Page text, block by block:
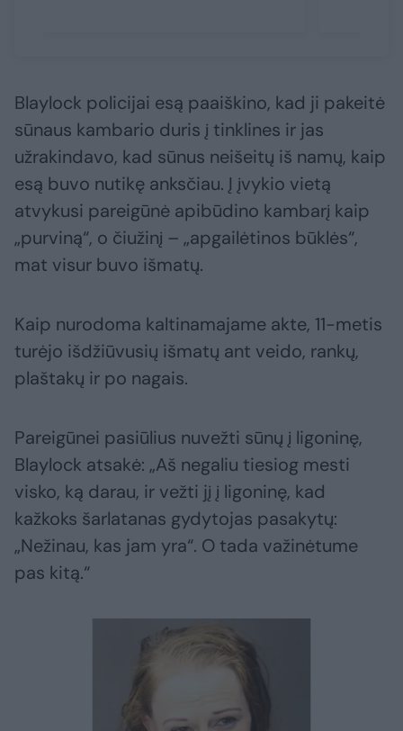
Blaylock policijai esą paaiškino, kad ji pakeitė
sūnaus kambario duris į tinklines ir jas
užrakindavo, kad sūnus neišeitų iš namų, kaip
esą buvo nutikę anksčiau. Į įvykio vietą
atvykusi pareigūnė apibūdino kambarį kaip
„purviną“, o čiužinį – „apgailėtinos būklės“,
mat visur buvo išmatų.
Kaip nurodoma kaltinamajame akte, 11-metis
turėjo išdžiūvusių išmatų ant veido, rankų,
plaštakų ir po nagais.
Pareigūnei pasiūlius nuvežti sūnų į ligoninę,
Blaylock atsakė: „Aš negaliu tiesiog mesti
visko, ką darau, ir vežti jį į ligoninę, kad
kažkoks šarlatanas gydytojas pasakytų:
„Nežinau, kas jam yra“. O tada važinėtume
pas kitą.“